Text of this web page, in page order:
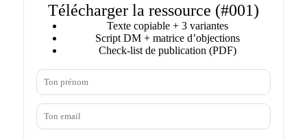
Télécharger la ressource (#001)
Texte copiable + 3 variantes
Script DM + matrice d’objections
Check‑list de publication (PDF)